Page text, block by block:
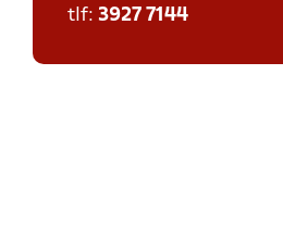
tlf: 3927 7144